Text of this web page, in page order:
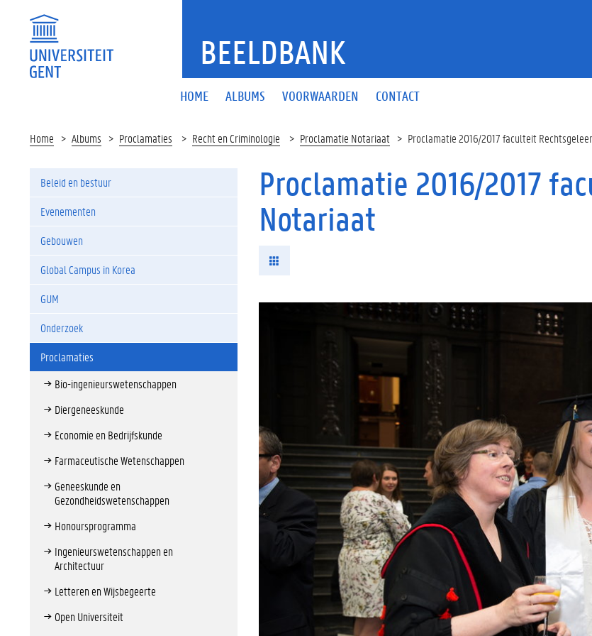
BEELDBANK
HOME ALBUMS VOORWAARDEN CONTACT
Home Albums Proclamaties Recht en Criminologie Proclamatie Notariaat Proclamatie 2016/2017 faculteit
Beleid en bestuur
Evenementen
Gebouwen
Global Campus in Korea
GUM
Onderzoek
Proclamaties
Bio-ingenieurswetenschappen
Diergeneeskunde
Economie en Bedrijfskunde
Farmaceutische Wetenschappen
Geneeskunde en
Gezondheidswetenschappen
Honoursprogramma
Ingenieurswetenschappen en
Architectuur
Letteren en Wijsbegeerte
Open Universiteit
Proclamatie 2016/2017
Notariaat